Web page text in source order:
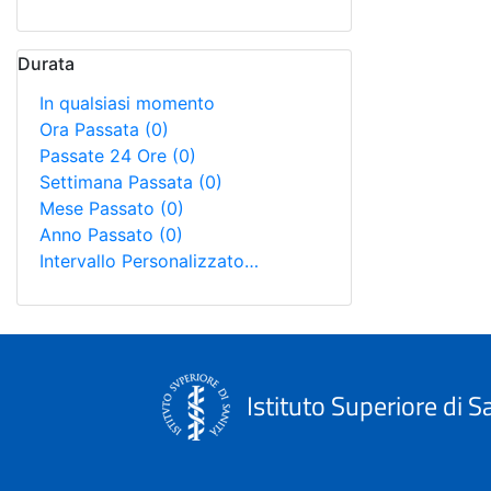
Durata
In qualsiasi momento
Ora Passata (0)
Passate 24 Ore (0)
Settimana Passata (0)
Mese Passato (0)
Anno Passato (0)
Intervallo Personalizzato…
Istituto Superiore di